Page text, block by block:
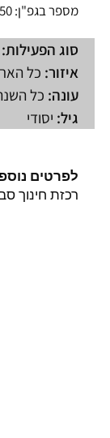
מספר בגפ"ן:
סוג הפעילות:
איזור: כל
עונה: כל
גיל: יסודי
לפרטים
רכזת חינוך